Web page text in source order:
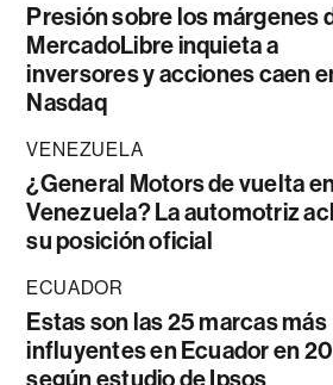
Presión sobre los márgenes
MercadoLibre inquieta a
inversores y acciones caen
Nasdaq
VENEZUELA
¿General Motors de vuelta
Venezuela? La automotriz
su posición oficial
ECUADOR
Estas son las 25 marcas más
influyentes en Ecuador en
según estudio de Ipsos